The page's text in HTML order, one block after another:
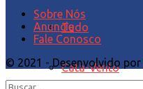
Tudo
Cata-Vento
Sobre Nós
Anuncie
Fale Conosco
© 2021 - Desenvolvido por